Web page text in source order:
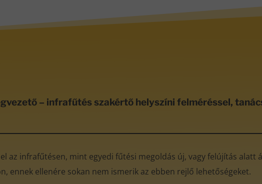
– infrafűtés szakértő helyszíni felméréssel,
az infrafűtésen, mint egyedi fűtési megoldás új, vagy felújítás alatt
ennek ellenére sokan nem ismerik az ebben rejlő lehetőségeket.